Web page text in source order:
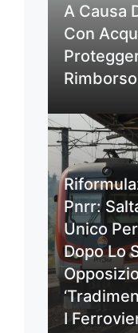
A Causa
Con
Rimborso
Pnrr:
Unico
Dopo Lo
I